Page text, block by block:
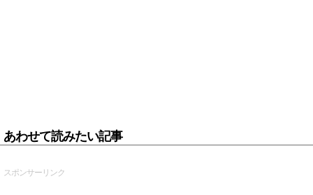
あわせて読みたい記事
スポンサーリンク